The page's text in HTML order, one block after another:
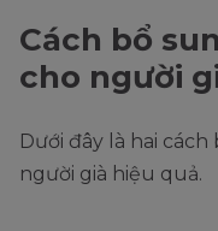
Cách bổ
cho người
Dưới đây là hai
người già hiệu quả.